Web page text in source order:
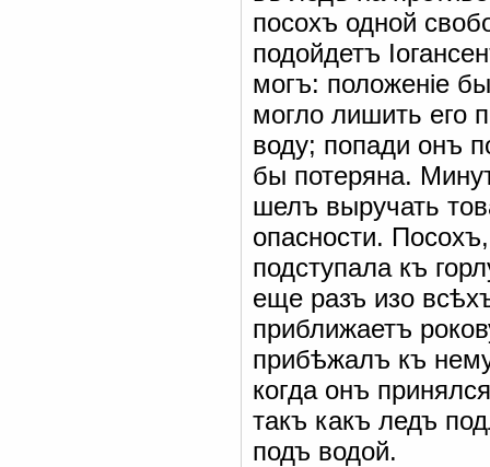
посохъ одной
подойдетъ
могъ: положеніе
могло лишить его
воду; попади онъ
бы потеряна.
шелъ выручать
опасности.
подступала къ
еще разъ изо
приближаетъ
прибѣжалъ къ
когда онъ
такъ какъ ледъ
подъ водой.